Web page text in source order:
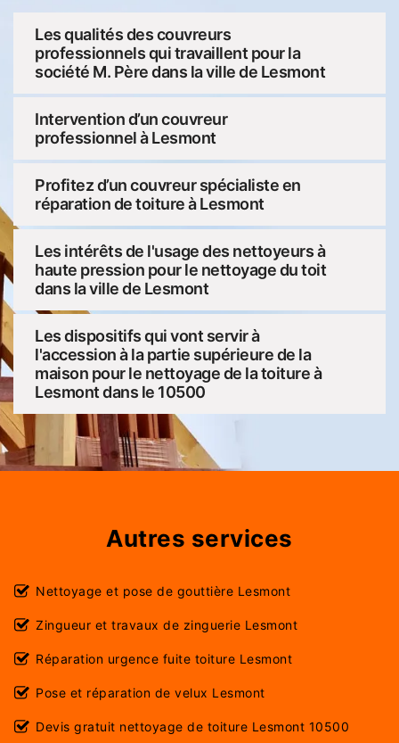
Les qualités des couvreurs
professionnels qui travaillent pour la
société M. Père dans la ville de Lesmont
Intervention d’un couvreur
professionnel à Lesmont
Profitez d’un couvreur spécialiste en
réparation de toiture à Lesmont
Les intérêts de l'usage des nettoyeurs à
haute pression pour le nettoyage du toit
dans la ville de Lesmont
Les dispositifs qui vont servir à
l'accession à la partie supérieure de la
maison pour le nettoyage de la toiture à
Lesmont dans le 10500
Autres services
Nettoyage et pose de gouttière Lesmont
Zingueur et travaux de zinguerie Lesmont
Réparation urgence fuite toiture Lesmont
Pose et réparation de velux Lesmont
Devis gratuit nettoyage de toiture Lesmont 10500